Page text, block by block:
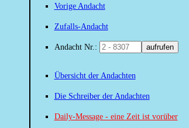
Vorige Andacht
Zufalls-Andacht
Andacht Nr.: aufrufen
Übersicht der Andachten
Die Schreiber der Andachten
Daily-Message - eine Zeit ist vorüber